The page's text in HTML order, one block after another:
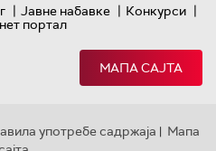
| Јавне набавке | Конкурси |
портал
МАПА САЈТА
употребе садржаја | Мапа